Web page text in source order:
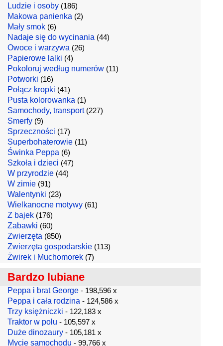
Ludzie i osoby (186)
Makowa panienka (2)
Mały smok (6)
Nadaje się do wycinania (44)
Owoce i warzywa (26)
Papierowe lalki (4)
Pokoloruj według numerów (11)
Potworki (16)
Połącz kropki (41)
Pusta kolorowanka (1)
Samochody, transport(227)
Smerfy (9)
Sprzeczności (17)
Superbohaterowie (11)
Świnka Peppa (6)
Szkoła i dzieci (47)
W przyrodzie (44)
W zimie (91)
Walentynki (23)
Wielkanocne motywy (61)
Z bajek (176)
Zabawki (60)
Zwierzęta (850)
Zwierzęta gospodarskie (113)
Żwirek i Muchomorek (7)
Bardzo lubiane
Peppa i brat George - 198,596 x
Peppa i cała rodzina - 124,586 x
Trzy księżniczki - 122,183 x
Traktor w polu - 105,597 x
Duże dinozaury - 105,181 x
Mycie samochodu - 99,766 x